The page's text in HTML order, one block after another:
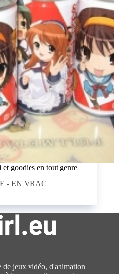
goodies en tout genre
- EN VRAC
de jeux vidéo, d'animation